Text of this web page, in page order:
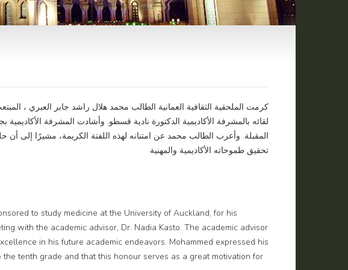
كرمت الملحقية الثقافية العمانية الطالب محمد هلال راشد جابر العبري ،
لقائه بالمشرفة الأكاديمية الدكتورة نادية قسطو. وأشادت المشرفة
المقبلة. وأعرب الطالب محمد عن امتنانه لهذه اللفتة الكريمة، مشيرًا إلى أن
تحقيق طموحاته الأكاديمية والمهنية
to study medicine at the University of Auckland, for his
with the academic advisor, Dr. Nadia Kasto. The academic advisor
in his future academic endeavors. Mohammed expressed his
tenth grade and that this honour serves as a great motivation for